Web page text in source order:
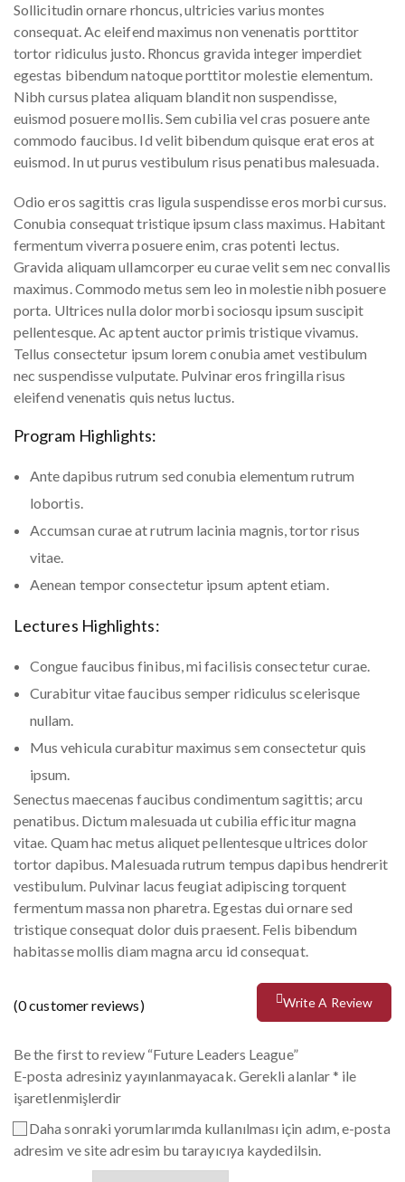
Sollicitudin ornare rhoncus, ultricies varius montes
consequat. Ac eleifend maximus non venenatis porttitor
tortor ridiculus justo. Rhoncus gravida integer imperdiet
egestas bibendum natoque porttitor molestie elementum.
Nibh cursus platea aliquam blandit non suspendisse,
euismod posuere mollis. Sem cubilia vel cras posuere ante
commodo faucibus. Id velit bibendum quisque erat eros at
euismod. In ut purus vestibulum risus penatibus malesuada.
Odio eros sagittis cras ligula suspendisse eros morbi cursus.
Conubia consequat tristique ipsum class maximus. Habitant
fermentum viverra posuere enim, cras potenti lectus.
Gravida aliquam ullamcorper eu curae velit sem nec convallis
maximus. Commodo metus sem leo in molestie nibh posuere
porta. Ultrices nulla dolor morbi sociosqu ipsum suscipit
pellentesque. Ac aptent auctor primis tristique vivamus.
Tellus consectetur ipsum lorem conubia amet vestibulum
nec suspendisse vulputate. Pulvinar eros fringilla risus
eleifend venenatis quis netus luctus.
Program Highlights:
Ante dapibus rutrum sed conubia elementum rutrum
lobortis.
Accumsan curae at rutrum lacinia magnis, tortor risus
vitae.
Aenean tempor consectetur ipsum aptent etiam.
Lectures Highlights:
Congue faucibus finibus, mi facilisis consectetur curae.
Curabitur vitae faucibus semper ridiculus scelerisque
nullam.
Mus vehicula curabitur maximus sem consectetur quis
ipsum.
Senectus maecenas faucibus condimentum sagittis; arcu
penatibus. Dictum malesuada ut cubilia efficitur magna
vitae. Quam hac metus aliquet pellentesque ultrices dolor
tortor dapibus. Malesuada rutrum tempus dapibus hendrerit
vestibulum. Pulvinar lacus feugiat adipiscing torquent
fermentum massa non pharetra. Egestas dui ornare sed
tristique consequat dolor duis praesent. Felis bibendum
habitasse mollis diam magna arcu id consequat.
(0customer reviews) Write A Review
Be the first to review “Future Leaders League”
E-posta adresiniz yayınlanmayacak.Gerekli alanlar* ile
işaretlenmişlerdir
Daha sonraki yorumlarımda kullanılması için adım, e-posta
adresim ve site adresim bu tarayıcıya kaydedilsin.